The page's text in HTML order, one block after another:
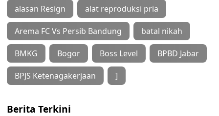
alasan Resign alat reproduksi pria
Arema FC Vs Persib Bandung batal nikah
BMKG Bogor Boss Level BPBD Jabar
BPJS Ketenagakerjaan ]
Berita Terkini